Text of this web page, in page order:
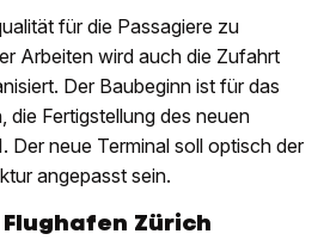
für die Passagiere zu
Arbeiten wird auch die Zufahrt
Der Baubeginn ist für das
die Fertigstellung des neuen
Der neue Terminal soll optisch der
angepasst sein.
Zürich